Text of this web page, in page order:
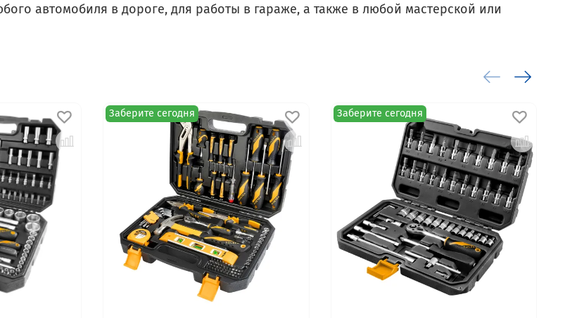
автомобиля в дороге, для работы в гараже, а также в любой мастерской или
Заберите сегодня Заберите сегодня